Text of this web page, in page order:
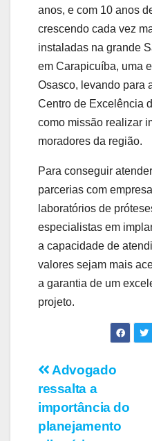
anos, e com 10 anos
crescendo cada vez
instaladas na grande
em Carapicuíba, uma
Osasco, levando para
Centro de Excelência
como missão realizar
moradores da região.
Para conseguir
parcerias com
laboratórios de
especialistas em
a capacidade de
valores sejam mais
a garantia de um
projeto.
Navegação
de
Post
Advogado
ressalta a
importância do
planejamento